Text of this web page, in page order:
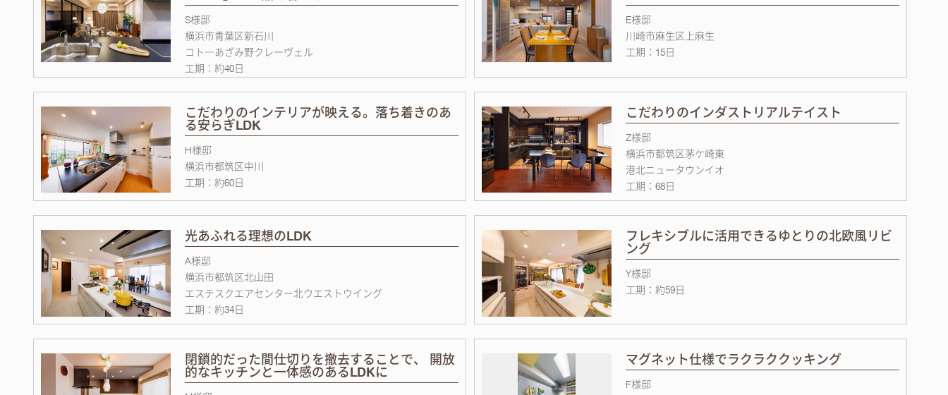
S様邸
横浜市青葉区新石川
コト―あざみ野クレーヴェル
工期：約40日
E様邸
川崎市麻生区上麻生
工期：15日
こだわりのインテリアが映える。落ち着きのあ
る安らぎLDK
H様邸
横浜市都筑区中川
工期：約60日
こだわりのインダストリアルテイスト
Z様邸
横浜市都筑区茅ケ崎東
港北ニュータウンイオ
工期：68日
光あふれる理想のLDK
A様邸
横浜市都筑区北山田
エステスクエアセンター北ウエストウイング
工期：約34日
フレキシブルに活用できるゆとりの北欧風リビ
ング
Y様邸
工期：約59日
閉鎖的だった間仕切りを撤去することで、 開放
的なキッチンと一体感のあるLDKに
マグネット仕様でラクラククッキング
F様邸